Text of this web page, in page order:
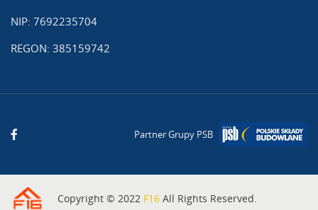
NIP: 7692235704
REGON: 385159742
Partner Grupy PSB
Copyright © 2022 F16 All Rights Reserved.